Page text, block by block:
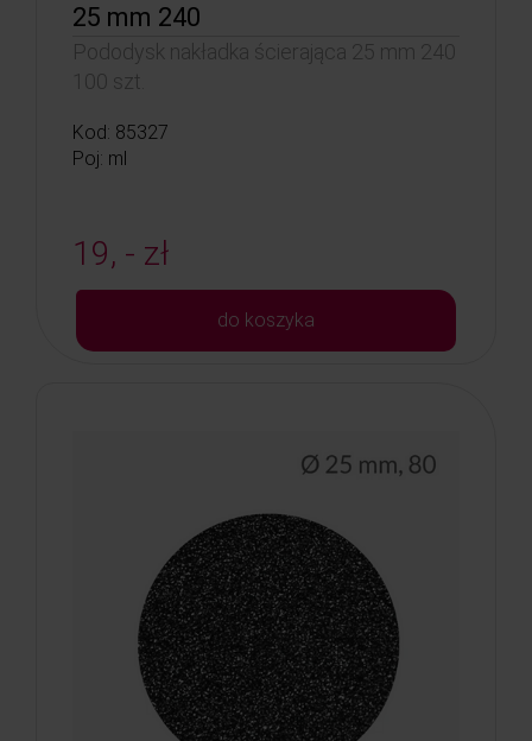
25 mm 240
Pododysk nakładka ścierająca 25 mm 240
100 szt.
Kod: 85327
Poj: ml
19, - zł
do koszyka